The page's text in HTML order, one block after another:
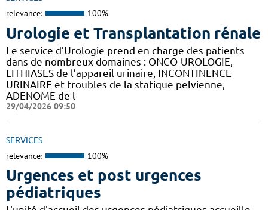
relevance: 100%
Urologie et Transplantation rénale
Le service d’Urologie prend en charge des patients
dans de nombreux domaines : ONCO-UROLOGIE,
LITHIASES de l’appareil urinaire, INCONTINENCE
URINAIRE et troubles de la statique pelvienne,
ADENOME de l
29/04/2026 09:50
SERVICES
relevance: 100%
Urgences et post urgences
pédiatriques